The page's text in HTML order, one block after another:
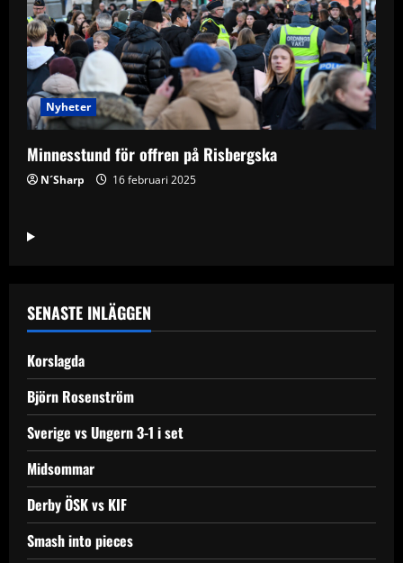
Nyheter
Minnesstund för offren på Risbergska
N´Sharp 16 februari 2025
SENASTE INLÄGGEN
Korslagda
Björn Rosenström
Sverige vs Ungern 3-1 i set
Midsommar
Derby ÖSK vs KIF
Smash into pieces